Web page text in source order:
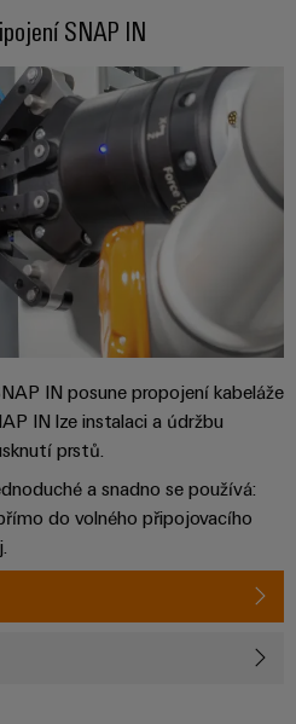
SNAP IN
IN posune propojení kabeláže
IN lze instalaci a údržbu
prstů.
a snadno se používá:
do volného připojovacího